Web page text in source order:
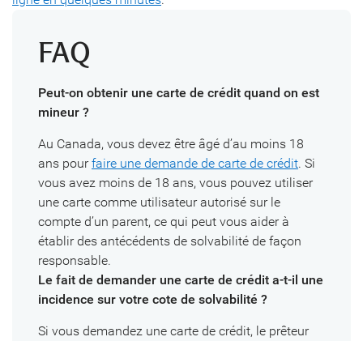
FAQ
Peut-on obtenir une carte de crédit quand on est
mineur ?
Au Canada, vous devez être âgé d’au moins 18
ans pourfaire une demande de carte de crédit. Si
vous avez moins de 18 ans, vous pouvez utiliser
une carte comme utilisateur autorisé sur le
compte d’un parent, ce qui peut vous aider à
établir des antécédents de solvabilité de façon
responsable.
Le fait de demander une carte de crédit a-t-il une
incidence sur votre cote de solvabilité ?
Si vous demandez une carte de crédit, le prêteur